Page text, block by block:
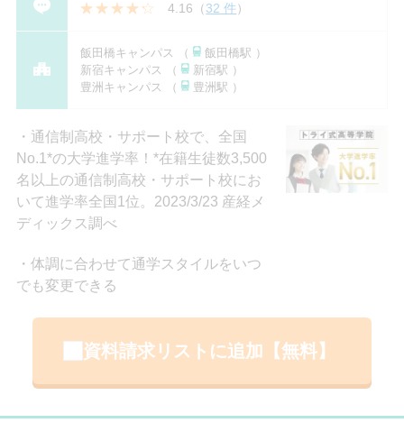
4.16 （32 件）
飯田橋キャンパス （
飯田橋駅 ）
新宿キャンパス （
新宿駅 ）
豊洲キャンパス （
豊洲駅 ）
通信制高校・サポート校で、全国
No.1*の大学進学率！*在籍⽣徒数3,500
名以上の通信制⾼校・サポート校にお
いて進学率全国1位。2023/3/23 産経メ
ディックス調べ
体調に合わせて通学スタイルをいつ
でも変更できる
資料請求リストに追加【無料】